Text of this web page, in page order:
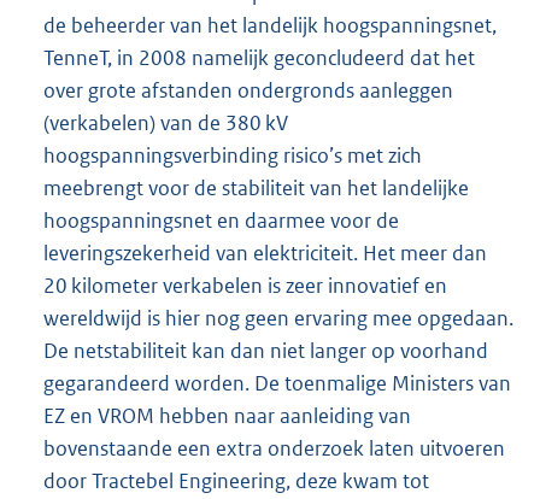
de beheerder van het landelijk hoogspanningsnet,
TenneT, in 2008 namelijk geconcludeerd dat het
over grote afstanden ondergronds aanleggen
(verkabelen) van de 380 kV
hoogspanningsverbinding risico’s met zich
meebrengt voor de stabiliteit van het landelijke
hoogspanningsnet en daarmee voor de
leveringszekerheid van elektriciteit. Het meer dan
20 kilometer verkabelen is zeer innovatief en
wereldwijd is hier nog geen ervaring mee opgedaan.
De netstabiliteit kan dan niet langer op voorhand
gegarandeerd worden. De toenmalige Ministers van
EZ en VROM hebben naar aanleiding van
bovenstaande een extra onderzoek laten uitvoeren
door Tractebel Engineering, deze kwam tot